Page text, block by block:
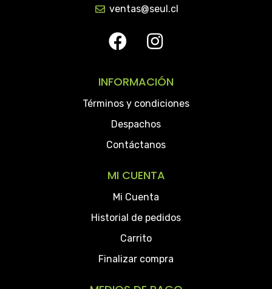
ventas@seul.cl
INFORMACIÓN
Términos y condiciones
Despachos
Contáctanos
MI CUENTA
Mi Cuenta
Historial de pedidos
Carrito
Finalizar compra